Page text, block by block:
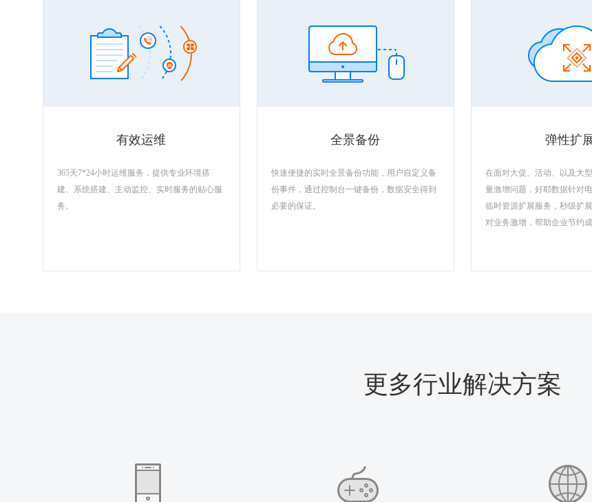
有效运维
365天7*24小时运维服务，提供专业环境搭
建、系统搭建、主动监控、实时服务的贴心服
务。
全景备份
快速便捷的实时全景备份功能，用户自定义备
份事件，通过控制台一键备份，数据安全得到
必要的保证。
弹性扩
在面对大促、活动、以及大
量激增问题，好耶数据针对
临时资源扩展服务，秒级扩
对业务激增，帮助企业节约成
更多行业解决方案